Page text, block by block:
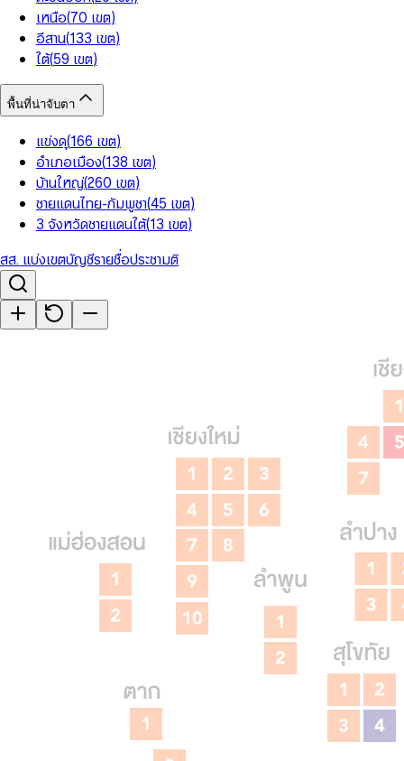
เหนือ(70 เขต)
อีสาน(133 เขต)
ใต้(59 เขต)
พื้นที่น่าจับตา
แข่งดุ(166 เขต)
อำเภอเมือง(138 เขต)
บ้านใหญ่(260 เขต)
ชายแดนไทย-กัมพูชา(45 เขต)
3 จังหวัดชายแดนใต้(13 เขต)
สส. แบ่งเขตบัญชีรายชื่อประชามติ